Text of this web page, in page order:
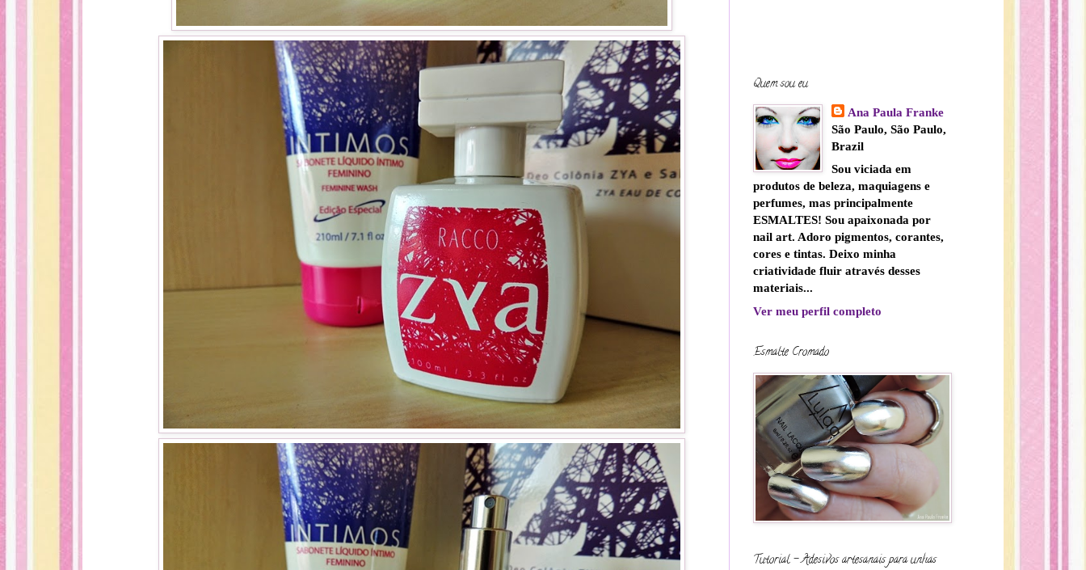
Quem sou eu
Ana Paula Franke
São Paulo, São Paulo,
Brazil
Sou viciada em
produtos de beleza, maquiagens e
perfumes, mas principalmente
ESMALTES! Sou apaixonada por
nail art. Adoro pigmentos, corantes,
cores e tintas. Deixo minha
criatividade fluir através desses
materiais...
Ver meu perfil completo
Esmalte Cromado
Tutorial - Adesivos artesanais para unhas